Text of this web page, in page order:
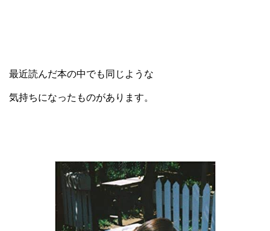
最近読んだ本の中でも同じような
気持ちになったものがあります。